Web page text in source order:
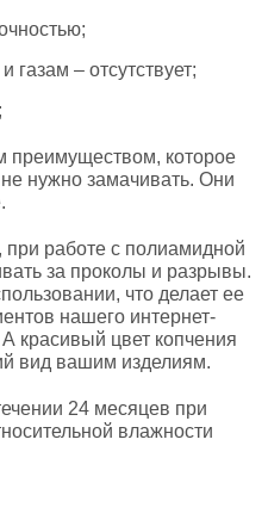
газам – отсутствует;
которое
нужно замачивать. Они
при работе с полиамидной
за проколы и разрывы.
что делает ее
нашего интернет-
красивый цвет копчения
вид вашим изделиям.
24 месяцев при
влажности